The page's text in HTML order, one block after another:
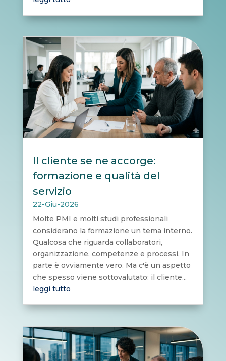
Il cliente se ne accorge:
formazione e qualità del
servizio
22-Giu-2026
Molte PMI e molti studi professionali
considerano la formazione un tema interno.
Qualcosa che riguarda collaboratori,
organizzazione, competenze e processi. In
parte è ovviamente vero. Ma c'è un aspetto
che spesso viene sottovalutato: il cliente...
leggi tutto